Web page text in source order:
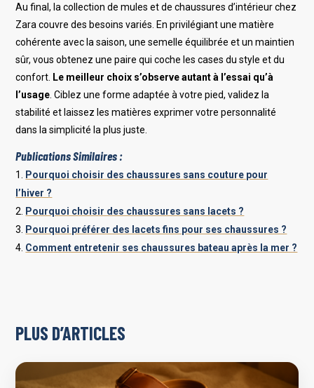
Au final, la collection de mules et de chaussures d’intérieur chez
Zara couvre des besoins variés. En privilégiant une matière
cohérente avec la saison, une semelle équilibrée et un maintien
sûr, vous obtenez une paire qui coche les cases du style et du
confort. Le meilleur choix s’observe autant à l’essai qu’à
l’usage . Ciblez une forme adaptée à votre pied, validez la
stabilité et laissez les matières exprimer votre personnalité
dans la simplicité la plus juste.
Publications Similaires :
Pourquoi choisir des chaussures sans couture pour
l’hiver ?
Pourquoi choisir des chaussures sans lacets ?
Pourquoi préférer des lacets fins pour ses chaussures ?
Comment entretenir ses chaussures bateau après la mer ?
PLUS D’ARTICLES